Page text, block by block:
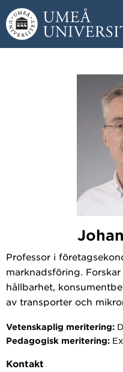
Hoppa direkt till
Professor i
marknadsföring.
hållbarhet,
av transporter och
Vetenskaplig meritering:
Pedagogisk meritering:
Kontakt